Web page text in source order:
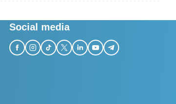
Social media